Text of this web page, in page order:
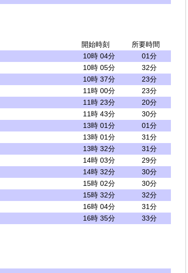
開始時刻
所要時間
10時 04分
01分
10時 05分
32分
10時 37分
23分
11時 00分
23分
11時 23分
20分
11時 43分
30分
13時 01分
01分
13時 01分
31分
13時 32分
31分
14時 03分
29分
14時 32分
30分
15時 02分
30分
15時 32分
32分
16時 04分
31分
16時 35分 33分